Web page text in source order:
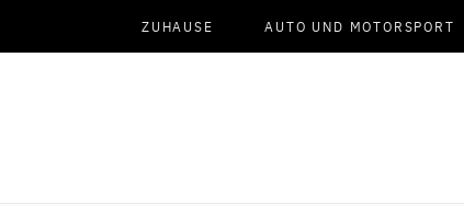
ZUHAUSE AUTO UND MOTORSPORT